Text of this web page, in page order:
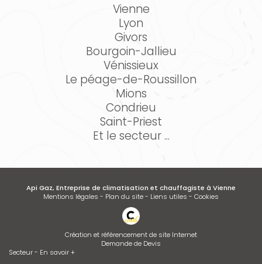
Vienne
Lyon
Givors
Bourgoin-Jallieu
Vénissieux
Le péage-de-Roussillon
Mions
Condrieu
Saint-Priest
Et le secteur ...
Api Gaz, Entreprise de climatisation et chauffagiste à Vienne
Mentions légales - Plan du site- Liens utiles - Cookies
Création et référencement de site Internet
Demande de Devis
Secteur- En savoir +